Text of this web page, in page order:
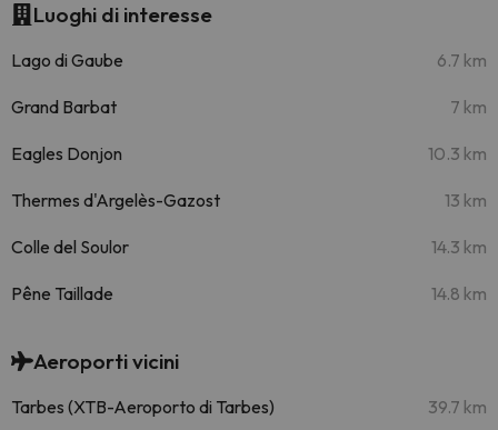
Luoghi di interesse
Lago di Gaube 6.7 km
Grand Barbat 7 km
Eagles Donjon 10.3 km
Thermes d'Argelès-Gazost 13 km
Colle del Soulor 14.3 km
Pêne Taillade 14.8 km
Aeroporti vicini
Tarbes (XTB-Aeroporto di Tarbes) 39.7 km